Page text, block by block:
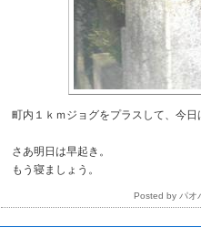
町内１ｋｍジョグをプラスして、今日
さあ明日は早起き。
もう寝ましょう。
Posted by パオ